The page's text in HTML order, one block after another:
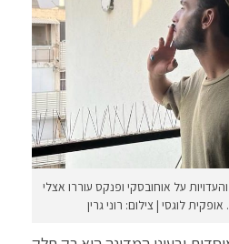
על אוחובסקי ופנקס עוררו אצלי
לוגסי | צילום: רוני גרין